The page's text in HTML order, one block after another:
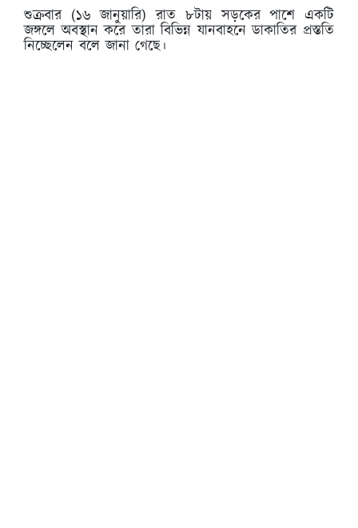
শুক্রবার (১৬ জানুয়ারি) রাত ৮টায় সড়কের পাশে একটি
জঙ্গলে অবস্থান করে তারা বিভিন্ন যানবাহনে ডাকাতির প্রস্ততি
নিচ্ছেলেন বলে জানা গেছে।